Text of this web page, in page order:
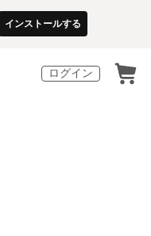
インストールする
ログイン